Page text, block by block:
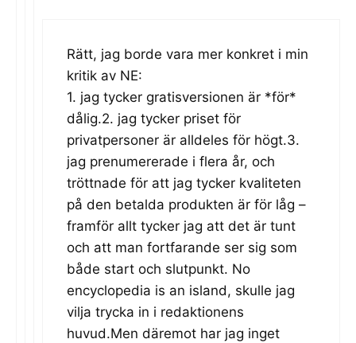
Rätt, jag borde vara mer konkret i min
kritik av NE:
1. jag tycker gratisversionen är *för*
dålig.2. jag tycker priset för
privatpersoner är alldeles för högt.3.
jag prenumererade i flera år, och
tröttnade för att jag tycker kvaliteten
på den betalda produkten är för låg –
framför allt tycker jag att det är tunt
och att man fortfarande ser sig som
både start och slutpunkt. No
encyclopedia is an island, skulle jag
vilja trycka in i redaktionens
huvud.Men däremot har jag inget